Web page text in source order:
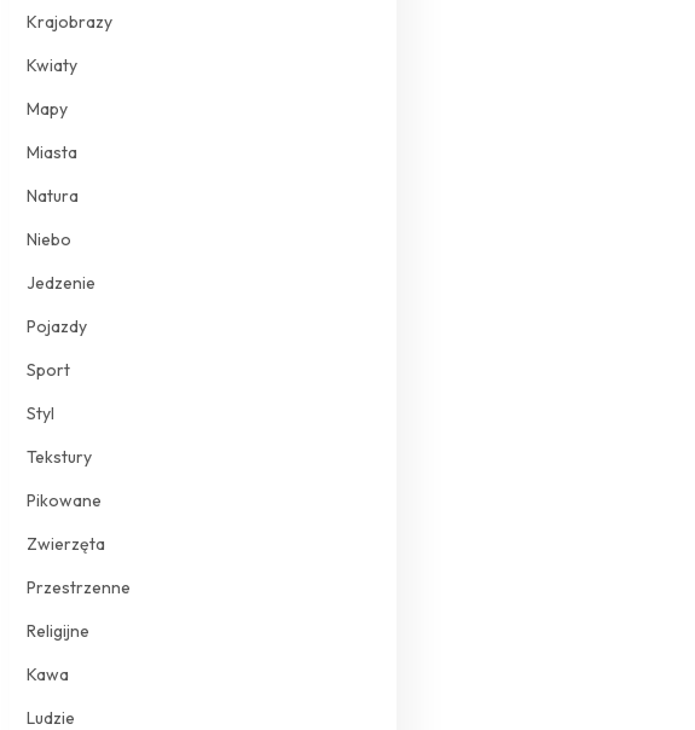
Krajobrazy
Kwiaty
Mapy
Miasta
Natura
Niebo
Jedzenie
Pojazdy
Sport
Styl
Tekstury
Pikowane
Zwierzęta
Przestrzenne
Religijne
Kawa
Ludzie